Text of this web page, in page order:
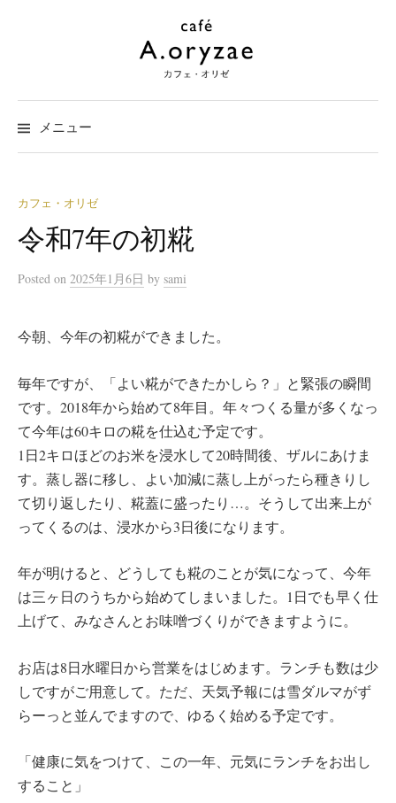
ツ
へ
ス
ッ
プ
メニュー
カフェ・オリゼ
令和7年の初糀
Posted on 2025年1月6日 by sami
今朝、今年の初糀ができました。
毎年ですが、「よい糀ができたかしら？」と緊張の瞬間
です。2018年から始めて8年目。年々つくる量が多くなっ
て今年は60キロの糀を仕込む予定です。
1日2キロほどのお米を浸水して20時間後、ザルにあけま
す。蒸し器に移し、よい加減に蒸し上がったら種きりし
て切り返したり、糀蓋に盛ったり…。そうして出来上が
ってくるのは、浸水から3日後になります。
年が明けると、どうしても糀のことが気になって、今年
は三ヶ日のうちから始めてしまいました。1日でも早く仕
上げて、みなさんとお味噌づくりができますように。
お店は8日水曜日から営業をはじめます。ランチも数は少
しですがご用意して。ただ、天気予報には雪ダルマがず
らーっと並んでますので、ゆるく始める予定です。
「健康に気をつけて、この一年、元気にランチをお出し
すること」